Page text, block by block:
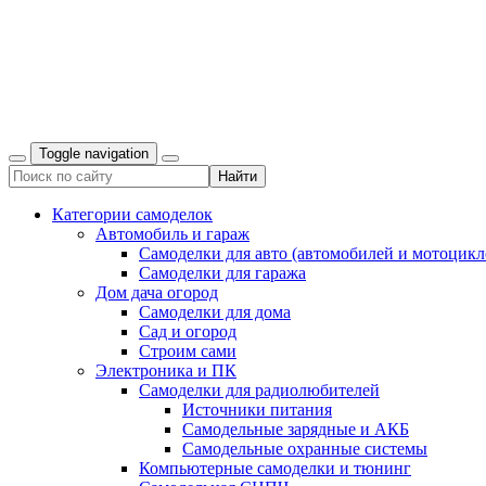
Toggle navigation
Категории самоделок
Автомобиль и гараж
Самоделки для авто (автомобилей и
Самоделки для гаража
Дом дача огород
Самоделки для дома
Сад и огород
Строим сами
Электроника и ПК
Самоделки для радиолюбителей
Источники питания
Самодельные зарядные и АКБ
Самодельные охранные системы
Компьютерные самоделки и тюнинг